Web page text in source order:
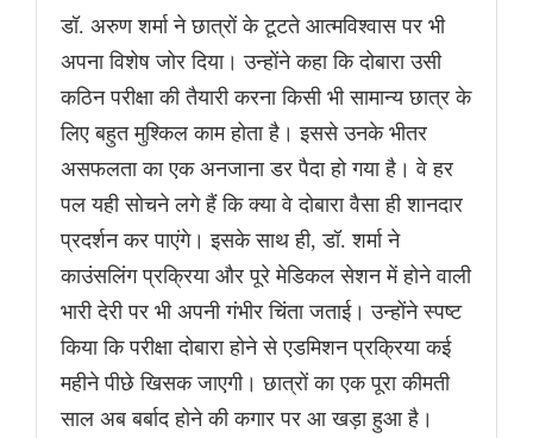
डॉ. अरुण शर्मा ने छात्रों के टूटते आत्मविश्वास पर भी
अपना विशेष जोर दिया। उन्होंने कहा कि दोबारा उसी
कठिन परीक्षा की तैयारी करना किसी भी सामान्य छात्र के
लिए बहुत मुश्किल काम होता है। इससे उनके भीतर
असफलता का एक अनजाना डर पैदा हो गया है। वे हर
पल यही सोचने लगे हैं कि क्या वे दोबारा वैसा ही शानदार
प्रदर्शन कर पाएंगे। इसके साथ ही, डॉ. शर्मा ने
काउंसलिंग प्रक्रिया और पूरे मेडिकल सेशन में होने वाली
भारी देरी पर भी अपनी गंभीर चिंता जताई। उन्होंने स्पष्ट
किया कि परीक्षा दोबारा होने से एडमिशन प्रक्रिया कई
महीने पीछे खिसक जाएगी। छात्रों का एक पूरा कीमती
साल अब बर्बाद होने की कगार पर आ खड़ा हुआ है।